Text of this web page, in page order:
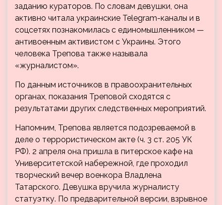
заданию кураторов. По словам девушки, она
активно читала украинские Telegram-каналы и в
соцсетях познакомилась с единомышленником —
антивоенным активистом с Украины. Этого
человека Трепова также называла
«журналистом».
По данным источников в правоохранительных
органах, показания Треповой сходятся с
результатами других следственных мероприятий.
Напомним, Трепова является подозреваемой в
деле о террористическом акте (ч. 3 ст. 205 УК
РФ). 2 апреля она пришла в питерское кафе на
Университетской набережной, где проходил
творческий вечер военкора Владлена
Татарского. Девушка вручила журналисту
статуэтку. По предварительной версии, взрывное